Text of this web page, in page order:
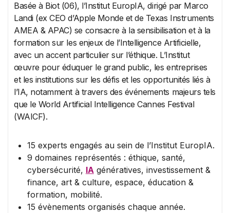
Basée à Biot (06), l’Institut EuropIA, dirigé par Marco
Landi (ex CEO d’Apple Monde et de Texas Instruments
AMEA & APAC) se consacre à la sensibilisation et à la
formation sur les enjeux de l’Intelligence Artificielle,
avec un accent particulier sur l’éthique. L’Institut
œuvre pour éduquer le grand public, les entreprises
et les institutions sur les défis et les opportunités liés à
l’IA, notamment à travers des événements majeurs tels
que le World Artificial Intelligence Cannes Festival
(WAICF).
15 experts engagés au sein de l’Institut EuropIA.
9 domaines représentés : éthique, santé,
cybersécurité, IAgénératives, investissement &
finance, art & culture, espace, éducation &
formation, mobilité.
15 évènements organisés chaque année.